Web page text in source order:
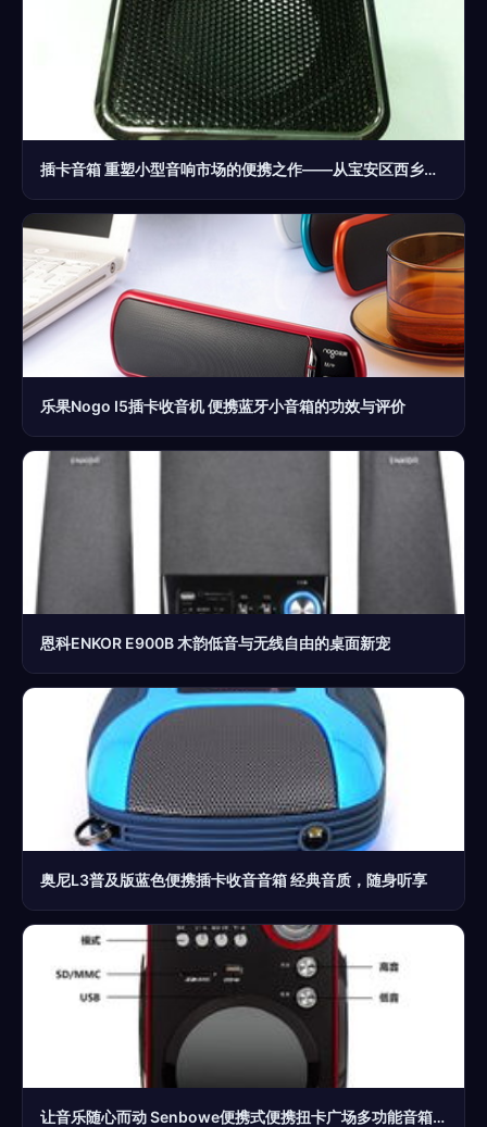
插卡音箱 重塑小型音响市场的便携之作——从宝安区西乡三嘉塑胶制品厂看行业新动向
乐果Nogo I5插卡收音机 便携蓝牙小音箱的功效与评价
恩科ENKOR E900B 木韵低音与无线自由的桌面新宠
奥尼L3普及版蓝色便携插卡收音音箱 经典音质，随身听享
让音乐随心而动 Senbowe便携式便携扭卡广场多功能音箱体验